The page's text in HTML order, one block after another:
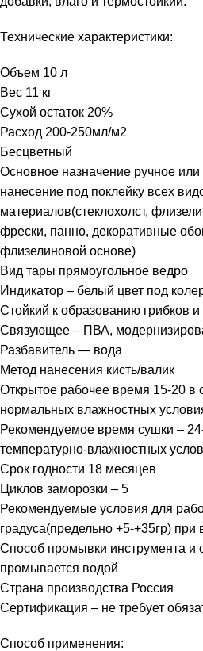
Технические характеристики:
Объем 10 л
Вес 11 кг
Сухой остаток 20%
Расход 200-250мл/м2
Бесцветный
Основное назначение ручное
нанесение под поклейку всех
материалов(стеклохолст,
фрески, панно, декоративные
флизелиновой основе)
Вид тары прямоугольное ведро
Индикатор – белый цвет под
Стойкий к образованию грибков и
Связующее – ПВА,
Разбавитель — вода
Метод нанесения кисть/валик
Открытое рабочее время 15-20 в
нормальных влажностных
Рекомендуемое время сушки –
температурно-влажностных
Срок годности 18 месяцев
Циклов заморозки – 5
Рекомендуемые условия для
градуса(предельно +5-+35гр)
Способ промывки инструмента и
промывается водой
Страна производства Россия
Сертификация – не требует
Способ применения: